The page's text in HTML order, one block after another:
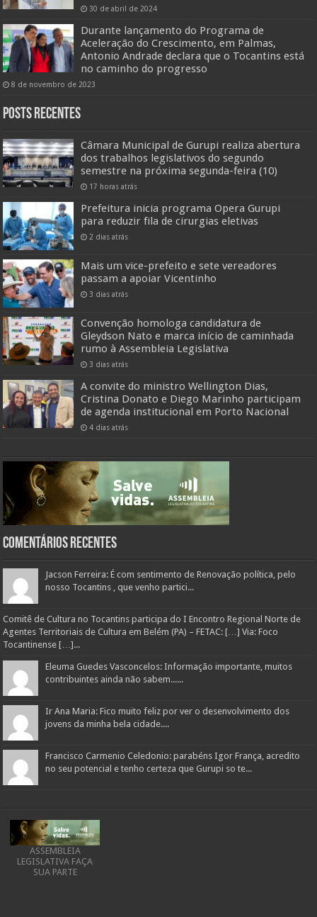
30 de abril de 2024
Durante lançamento do Programa de
Aceleração do Crescimento, em Palmas,
Antonio Andrade declara que o Tocantins está
no caminho do progresso
8 de novembro de 2023
Posts Recentes
Câmara Municipal de Gurupi realiza abertura
dos trabalhos legislativos do segundo
semestre na próxima segunda-feira (10)
17 horas atrás
Prefeitura inicia programa Opera Gurupi
para reduzir fila de cirurgias eletivas
2 dias atrás
Mais um vice-prefeito e sete vereadores
passam a apoiar Vicentinho
3 dias atrás
Convenção homologa candidatura de
Gleydson Nato e marca início de caminhada
rumo à Assembleia Legislativa
3 dias atrás
A convite do ministro Wellington Dias,
Cristina Donato e Diego Marinho participam
de agenda institucional em Porto Nacional
4 dias atrás
Comentários Recentes
Jacson Ferreira: É com sentimento de Renovação política, pelo
nosso Tocantins , que venho partici...
Comitê de Cultura no Tocantins participa do I Encontro Regional Norte de
Agentes Territoriais de Cultura em Belém (PA) – FETAC: […] Via: Foco
Tocantinense […]...
Eleuma Guedes Vasconcelos: Informação importante, muitos
contribuintes ainda não sabem......
Ir Ana Maria: Fico muito feliz por ver o desenvolvimento dos
jovens da minha bela cidade....
Francisco Carmenio Celedonio: parabéns Igor França, acredito
no seu potencial e tenho certeza que Gurupi so te...
ASSEMBLEIA
LEGISLATIVA FAÇA
SUA PARTE